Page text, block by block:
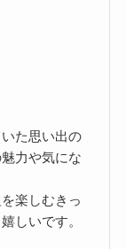
た思い出の
力や気にな
楽しむきっ
しいです。